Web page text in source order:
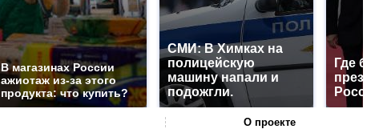
В магазинах России
ажиотаж из-за этого
продукта: что купить?
СМИ: В Химках на
полицейскую
машину напали и
подожгли.
Где
О проекте